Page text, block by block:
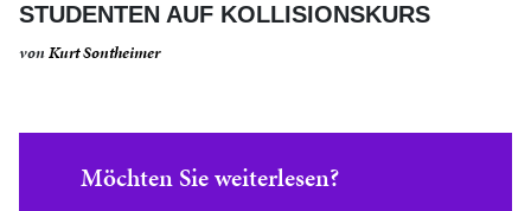
STUDENTEN AUF KOLLISIONSKURS
vonKurt Sontheimer
Möchten Sie weiterlesen?